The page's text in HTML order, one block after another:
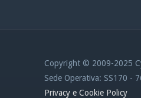
Copyright © 2009-2025
Sede Operativa: SS170 -
Privacy e Cookie Policy